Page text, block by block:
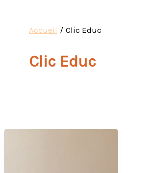
Accueil Clic Educ
Clic Educ